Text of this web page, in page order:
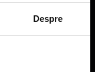
Despre